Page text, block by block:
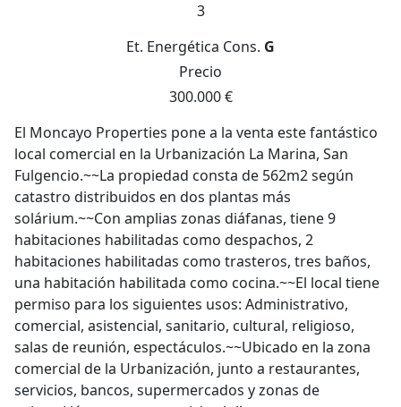
3
Et. Energética Cons. G
Precio
300.000 €
El Moncayo Properties pone a la venta este fantástico
local comercial en la Urbanización La Marina, San
Fulgencio.~~La propiedad consta de 562m2 según
catastro distribuidos en dos plantas más
solárium.~~Con amplias zonas diáfanas, tiene 9
habitaciones habilitadas como despachos, 2
habitaciones habilitadas como trasteros, tres baños,
una habitación habilitada como cocina.~~El local tiene
permiso para los siguientes usos: Administrativo,
comercial, asistencial, sanitario, cultural, religioso,
salas de reunión, espectáculos.~~Ubicado en la zona
comercial de la Urbanización, junto a restaurantes,
servicios, bancos, supermercados y zonas de